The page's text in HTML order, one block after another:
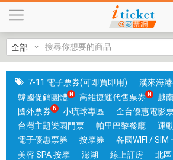
|
國
旅
卡
門
市
可
核
銷
7-11 電子票券(可即買即用)
漢來海
韓國促銷團體
高雄捷運代售票券
越
國外票券
小琉球專區
全台優惠電影
台灣主題樂園門票
帕里巴黎餐廳
運
電子優惠票券
按摩券 各國WIFI / SIM
美容 SPA 按摩
澎湖 線上訂房
北區